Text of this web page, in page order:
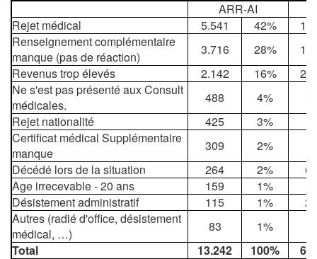
ARR-AI
Rejet médical
5.541 42%
Renseignement complémentaire
manque (pas de réaction)
3.716 28%
Revenus trop élevés
2.142 16%
Ne s'est pas présenté aux Consult
médicales.
488 4%
Rejet nationalité
425 3%
Certificat médical Supplémentaire
manque
309 2%
Décédé lors de la situation
264 2%
Age irrecevable - 20 ans
159
1%
Désistement administratif
115 1%
Autres (radié d'office, désistement
médical, …)
83
1%
Total
13.242 100%